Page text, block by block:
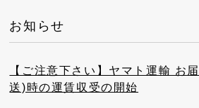
お知らせ
【ご注意下さい】ヤマト運輸 お
送)時の運賃収受の開始